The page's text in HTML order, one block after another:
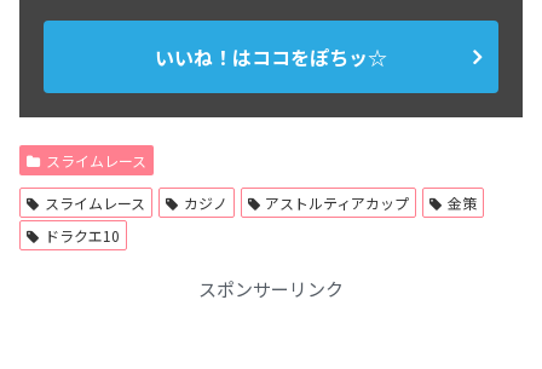
いいね！はココをぽちッ☆
スライムレース
スライムレース カジノ アストルティアカップ
金策
ドラクエ10
スポンサーリンク